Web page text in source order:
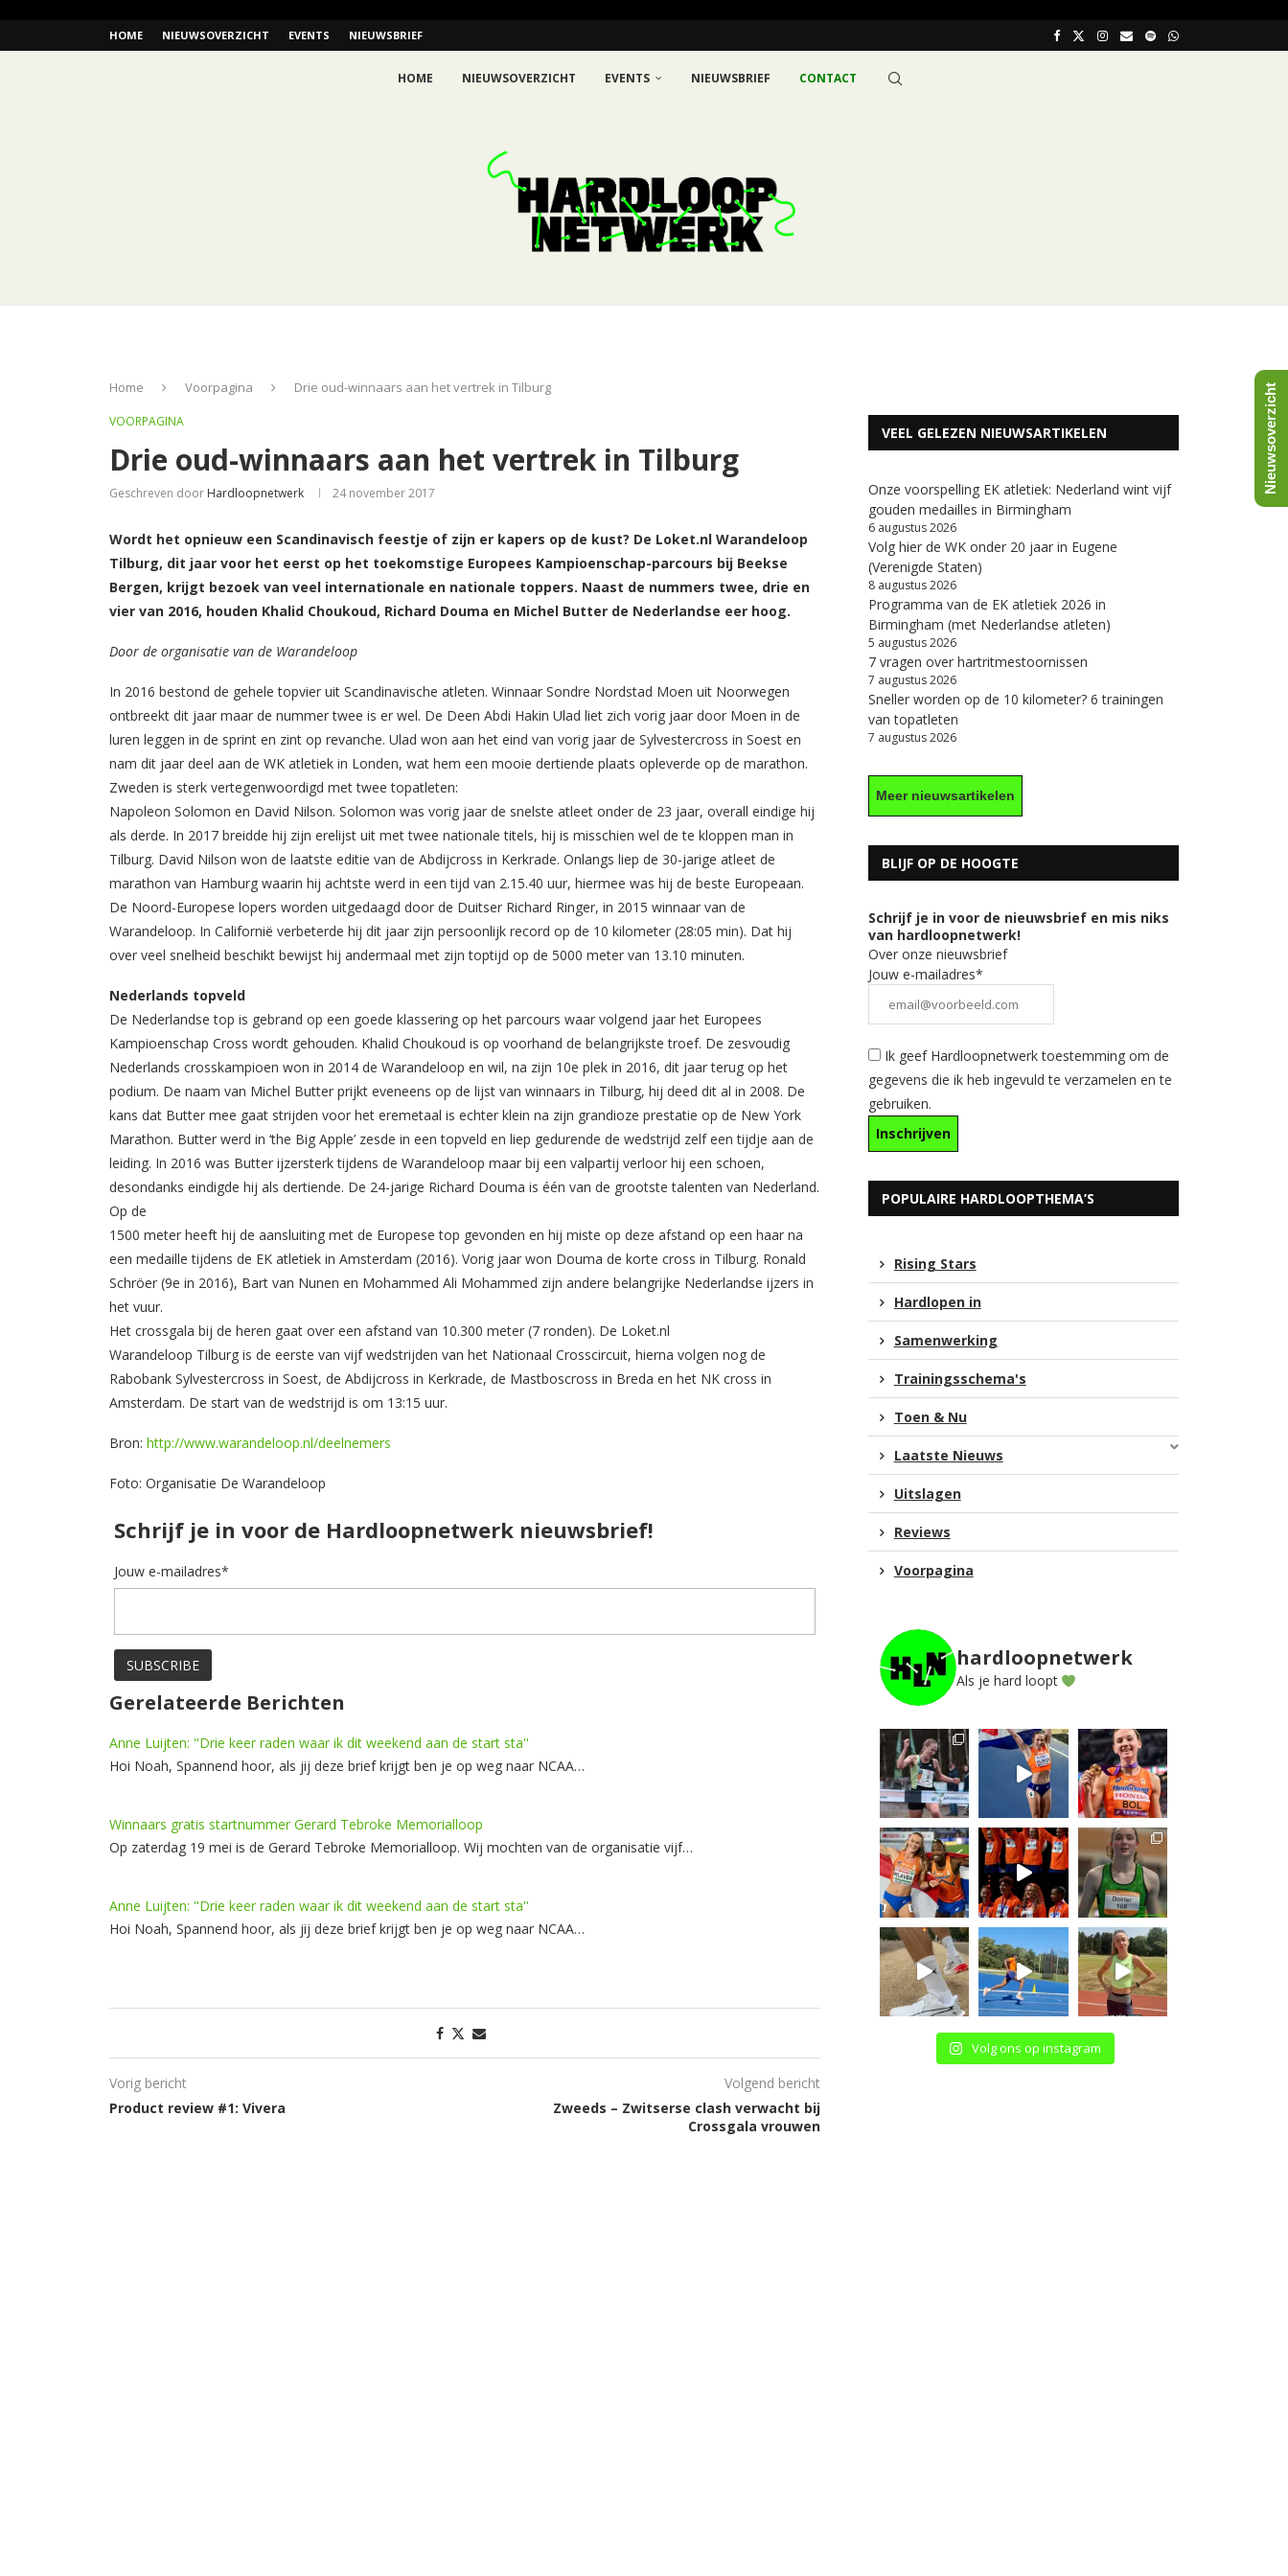
HOME NIEUWSOVERZICHT EVENTS NIEUWSBRIEF
HOME NIEUWSOVERZICHT EVENTS NIEUWSBRIEF CONTACT
Home Voorpagina Drie oud-winnaars aan het vertrek in Tilburg
VOORPAGINA
Drie oud-winnaars aan het vertrek in Tilburg
Geschreven door Hardloopnetwerk 24 november 2017
Wordt het opnieuw een Scandinavisch feestje of zijn er kapers op de kust? De Loket.nl Warandeloop
Tilburg, dit jaar voor het eerst op het toekomstige Europees Kampioenschap-parcours bij Beekse
Bergen, krijgt bezoek van veel internationale en nationale toppers. Naast de nummers twee, drie en
vier van 2016, houden Khalid Choukoud, Richard Douma en Michel Butter de Nederlandse eer hoog.
Door de organisatie van de Warandeloop
In 2016 bestond de gehele topvier uit Scandinavische atleten. Winnaar Sondre Nordstad Moen uit Noorwegen
ontbreekt dit jaar maar de nummer twee is er wel. De Deen Abdi Hakin Ulad liet zich vorig jaar door Moen in de
luren leggen in de sprint en zint op revanche. Ulad won aan het eind van vorig jaar de Sylvestercross in Soest en
nam dit jaar deel aan de WK atletiek in Londen, wat hem een mooie dertiende plaats opleverde op de marathon.
Zweden is sterk vertegenwoordigd met twee topatleten:
Napoleon Solomon en David Nilson. Solomon was vorig jaar de snelste atleet onder de 23 jaar, overall eindige hij
als derde. In 2017 breidde hij zijn erelijst uit met twee nationale titels, hij is misschien wel de te kloppen man in
Tilburg. David Nilson won de laatste editie van de Abdijcross in Kerkrade. Onlangs liep de 30-jarige atleet de
marathon van Hamburg waarin hij achtste werd in een tijd van 2.15.40 uur, hiermee was hij de beste Europeaan.
De Noord-Europese lopers worden uitgedaagd door de Duitser Richard Ringer, in 2015 winnaar van de
Warandeloop. In Californië verbeterde hij dit jaar zijn persoonlijk record op de 10 kilometer (28:05 min). Dat hij
over veel snelheid beschikt bewijst hij andermaal met zijn toptijd op de 5000 meter van 13.10 minuten.
Nederlands topveld
De Nederlandse top is gebrand op een goede klassering op het parcours waar volgend jaar het Europees
Kampioenschap Cross wordt gehouden. Khalid Choukoud is op voorhand de belangrijkste troef. De zesvoudig
Nederlands crosskampioen won in 2014 de Warandeloop en wil, na zijn 10e plek in 2016, dit jaar terug op het
podium. De naam van Michel Butter prijkt eveneens op de lijst van winnaars in Tilburg, hij deed dit al in 2008. De
kans dat Butter mee gaat strijden voor het eremetaal is echter klein na zijn grandioze prestatie op de New York
Marathon. Butter werd in ‘the Big Apple’ zesde in een topveld en liep gedurende de wedstrijd zelf een tijdje aan de
leiding. In 2016 was Butter ijzersterk tijdens de Warandeloop maar bij een valpartij verloor hij een schoen,
desondanks eindigde hij als dertiende. De 24-jarige Richard Douma is één van de grootste talenten van Nederland.
Op de
1500 meter heeft hij de aansluiting met de Europese top gevonden en hij miste op deze afstand op een haar na
een medaille tijdens de EK atletiek in Amsterdam (2016). Vorig jaar won Douma de korte cross in Tilburg. Ronald
Schröer (9e in 2016), Bart van Nunen en Mohammed Ali Mohammed zijn andere belangrijke Nederlandse ijzers in
het vuur.
Het crossgala bij de heren gaat over een afstand van 10.300 meter (7 ronden). De Loket.nl
Warandeloop Tilburg is de eerste van vijf wedstrijden van het Nationaal Crosscircuit, hierna volgen nog de
Rabobank Sylvestercross in Soest, de Abdijcross in Kerkrade, de Mastboscross in Breda en het NK cross in
Amsterdam. De start van de wedstrijd is om 13:15 uur.
Bron: http://www.warandeloop.nl/deelnemers
Foto: Organisatie De Warandeloop
Schrijf je in voor de Hardloopnetwerk nieuwsbrief!
Jouw e-mailadres*
Gerelateerde Berichten
Anne Luijten: ''Drie keer raden waar ik dit weekend aan de start sta''
Hoi Noah, Spannend hoor, als jij deze brief krijgt ben je op weg naar NCAA…
Winnaars gratis startnummer Gerard Tebroke Memorialloop
Op zaterdag 19 mei is de Gerard Tebroke Memorialloop. Wij mochten van de organisatie vijf…
Anne Luijten: ''Drie keer raden waar ik dit weekend aan de start sta''
Hoi Noah, Spannend hoor, als jij deze brief krijgt ben je op weg naar NCAA…
Vorig bericht
Product review #1: Vivera
Volgend bericht
Zweeds – Zwitserse clash verwacht bij
Crossgala vrouwen
VEEL GELEZEN NIEUWSARTIKELEN
Onze voorspelling EK atletiek: Nederland wint vijf
gouden medailles in Birmingham
6 augustus 2026
Volg hier de WK onder 20 jaar in Eugene
(Verenigde Staten)
8 augustus 2026
Programma van de EK atletiek 2026 in
Birmingham (met Nederlandse atleten)
5 augustus 2026
7 vragen over hartritmestoornissen
7 augustus 2026
Sneller worden op de 10 kilometer? 6 trainingen
van topatleten
7 augustus 2026
Meer nieuwsartikelen
BLIJF OP DE HOOGTE
Schrijf je in voor de nieuwsbrief en mis niks
van hardloopnetwerk!
Over onze nieuwsbrief
Jouw e-mailadres*
Ik geef Hardloopnetwerk toestemming om de
gegevens die ik heb ingevuld te verzamelen en te
gebruiken.
POPULAIRE HARDLOOPTHEMA’S
Rising Stars
Hardlopen in
Samenwerking
Trainingsschema's
Toen & Nu
Laatste Nieuws
Uitslagen
Reviews
Voorpagina
hardloopnetwerk
Als je hard loopt
Volg ons op instagram
Nieuwsoverzicht